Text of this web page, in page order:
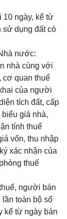
10 ngày, kể từ
sử dụng đất có
nước:
nhà cùng với
cơ quan thuế
của người
tích đất, cấp
giá nhà,
tính thuế
vốn, thu nhập
xác nhận của
thuế
người bán
toàn bộ số
kể từ ngày bán